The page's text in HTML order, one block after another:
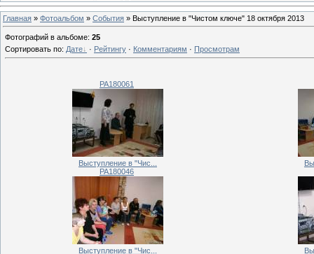
Главная » Фотоальбом » События » Выступление в "Чистом ключе" 18 октября 2013
Фотографий в альбоме: 25
Сортировать по: Дате · Рейтингу · Комментариям · Просмотрам
PA180061
Выступление в "Чис...
PA180046
Выступление в "Чис...